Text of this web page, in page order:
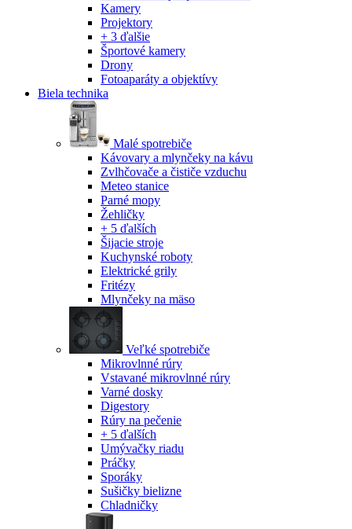
Kamery
Projektory
+ 3 ďalšie
Športové kamery
Drony
Fotoaparáty a objektívy
Biela technika
Malé spotrebiče
Kávovary a mlynčeky na kávu
Zvlhčovače a čističe vzduchu
Meteo stanice
Parné mopy
Žehličky
+ 5 ďalších
Šijacie stroje
Kuchynské roboty
Elektrické grily
Fritézy
Mlynčeky na mäso
Veľké spotrebiče
Mikrovlnné rúry
Vstavané mikrovlnné rúry
Varné dosky
Digestory
Rúry na pečenie
+ 5 ďalších
Umývačky riadu
Práčky
Sporáky
Sušičky bielizne
Chladničky